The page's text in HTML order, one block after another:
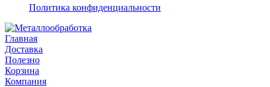
Политика конфиденциальности
Главная
Доставка
Полезно
Корзина
Компания